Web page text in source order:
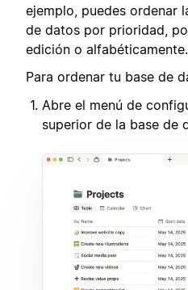
ejemplo, puedes ordenar
de datos por prioridad,
edición o alfabéticamente.
Para ordenar tu base de
Abre el menú de
superior de la base de